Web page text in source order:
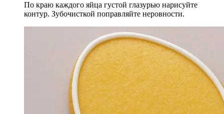
По краю каждого яйца густой глазурью нарисуйте
контур. Зубочисткой поправляйте неровности.